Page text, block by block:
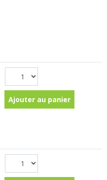
Ajouter au panier